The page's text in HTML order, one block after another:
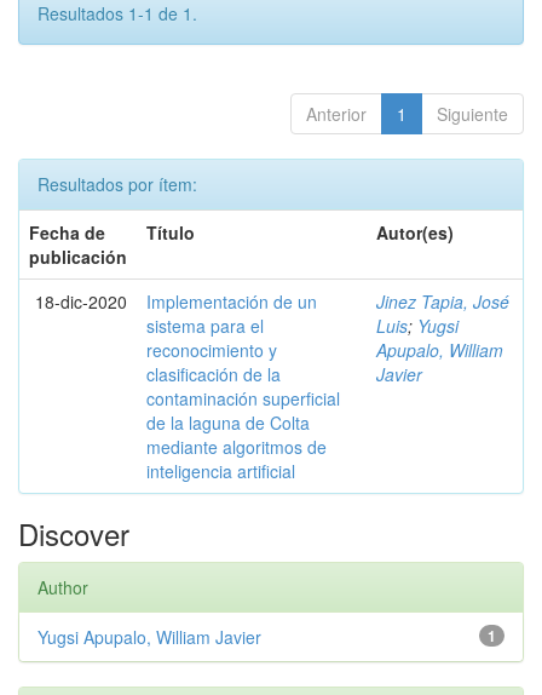
Resultados 1-1 de 1.
Anterior 1 Siguiente
Resultados por ítem:
Fecha de
publicación
Título Autor(es)
18-dic-2020
Implementación de un
sistema para el
reconocimiento y
clasificación de la
contaminación superficial
de la laguna de Colta
mediante algoritmos de
inteligencia artificial
Jinez Tapia, José
Luis; Yugsi
Apupalo, William
Javier
Discover
Author
1
Yugsi Apupalo, William Javier